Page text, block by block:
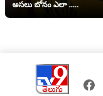
అసలు బోనం ఎలా .....